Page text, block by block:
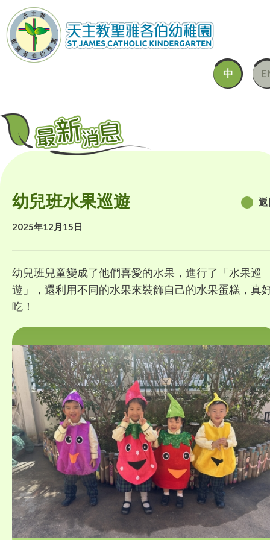
中
幼兒班水果巡遊
2025年12月15日
幼兒班兒童變成了他們喜愛的水果，進行了「水果巡
遊」，還利用不同的水果來裝飾自己的水果蛋糕，真
吃！